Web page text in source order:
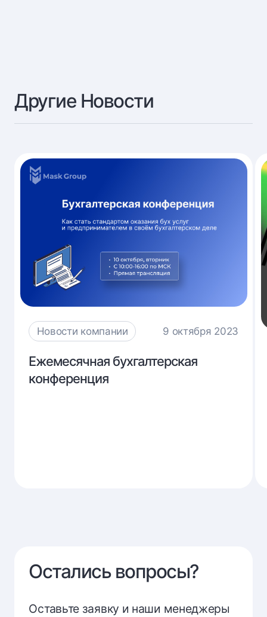
Другие Новости
Новости компании 9 октября 2023
Ежемесячная
бухгалтерская
Ежемесячная бухгалтерская
конференция
Остались вопросы?
Оставьте заявку и наши менеджеры